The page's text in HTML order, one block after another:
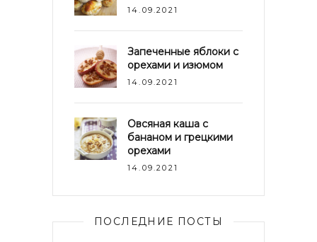
14.09.2021
Запеченные яблоки с
орехами и изюмом
14.09.2021
Овсяная каша с
бананом и грецкими
орехами
14.09.2021
ПОСЛЕДНИЕ ПОСТЫ